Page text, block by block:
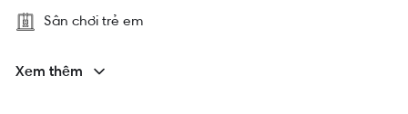
Sân chơi trẻ em
Xem thêm